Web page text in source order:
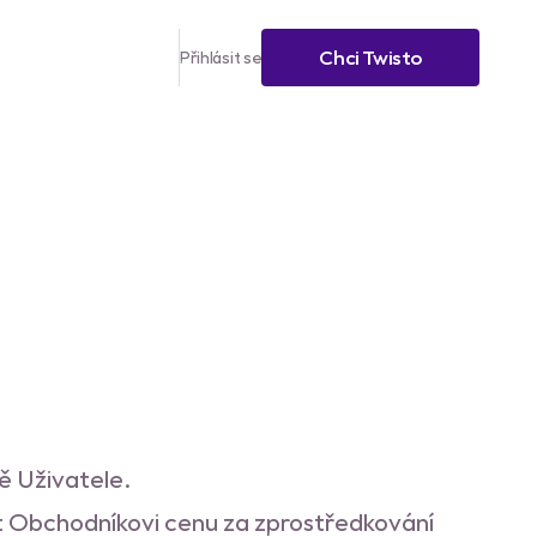
Přihlásit se Chci Twisto
Uživatele.
cenu za zprostředkování